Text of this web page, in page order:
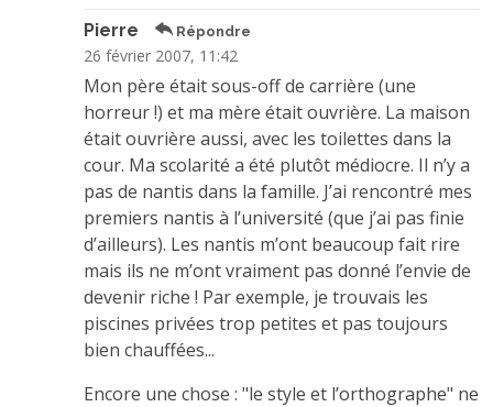
Pierre Répondre
26 février 2007, 11:42
Mon père était sous-off de carrière (une
horreur !) et ma mère était ouvrière. La maison
était ouvrière aussi, avec les toilettes dans la
cour. Ma scolarité a été plutôt médiocre. Il n’y a
pas de nantis dans la famille. J’ai rencontré mes
premiers nantis à l’université (que j’ai pas finie
d’ailleurs). Les nantis m’ont beaucoup fait rire
mais ils ne m’ont vraiment pas donné l’envie de
devenir riche ! Par exemple, je trouvais les
piscines privées trop petites et pas toujours
bien chauffées...
Encore une chose : "le style et l’orthographe" ne